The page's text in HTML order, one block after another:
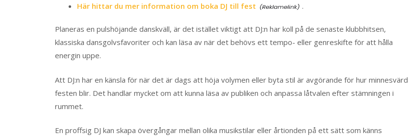
Här hittar du mer information om boka DJ till fest .
Planeras en pulshöjande danskväll, är det istället viktigt att DJ:n har koll på de senaste klubbhitsen,
klassiska dansgolvsfavoriter och kan läsa av när det behövs ett tempo- eller genreskifte för att hålla
energin uppe.
Att DJ:n har en känsla för när det är dags att höja volymen eller byta stil är avgörande för hur minnesvärd
festen blir. Det handlar mycket om att kunna läsa av publiken och anpassa låtvalen efter stämningen i
rummet.
En proffsig DJ kan skapa övergångar mellan olika musikstilar eller årtionden på ett sätt som känns